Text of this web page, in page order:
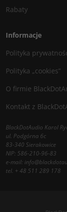
Rabaty
Informacje
Polityka
Polityka „cookies”
O firmie
Kontakt z
BlackDotAudio Karol
ul. Podgórna 6c
83-340 Sierakowice
NIP: 586-210-96-83
e-mail:
tel. + 48 511 289 178